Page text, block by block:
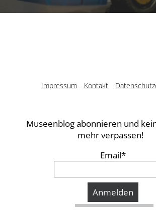
Impressum Kontakt
Museenblog abonnieren und
mehr verpassen!
Email*